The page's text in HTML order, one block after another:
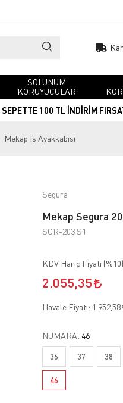
SOLUNUM
KORUYUCULAR
SEPETTE 100 TL İNDİRİM
Mekap İş Ayakkabısı
Segura
Mekap Segura
SGR-203 S1
KDV Hariç Fiyatı (%10
2.055,35
Havale Fiyatı: 1.952,58
NUMARA: 46
36 37 38
46